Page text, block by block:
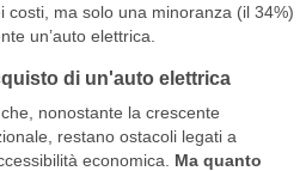
costi, ma solo una minoranza (il 34%)
un’auto elettrica.
di un'auto elettrica
nonostante la crescente
restano ostacoli legati a
economica.
Ma quanto